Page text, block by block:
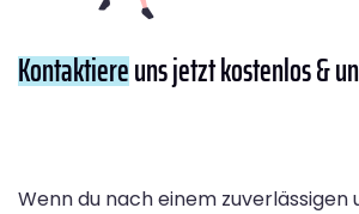
Kontaktiereuns jetzt kostenlos &
Wenn du nach einem